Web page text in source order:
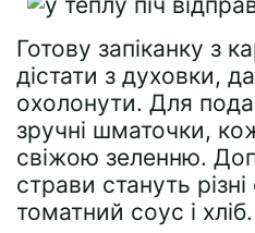
Готову запіканку з
дістати з духовки,
охолонути. Для
зручні шматочки,
свіжою зеленню.
страви стануть
томатний соус і хліб.